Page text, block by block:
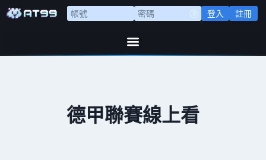
登入 註冊
德甲聯賽線上看